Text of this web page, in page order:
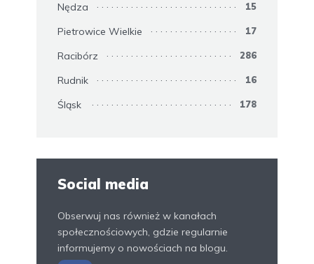
Nędza 15
Pietrowice Wielkie 17
Racibórz 286
Rudnik 16
Śląsk 178
Social media
Obserwuj nas również w kanałach
społecznościowych, gdzie regularnie
informujemy o nowościach na blogu.